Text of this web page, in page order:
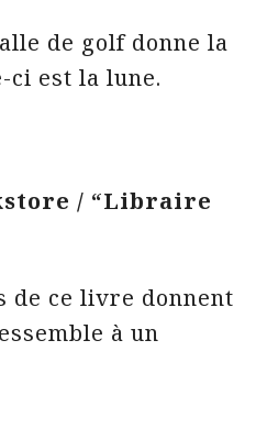
de golf donne la
ci est la lune.
/ “Libraire
de ce livre donnent
à un